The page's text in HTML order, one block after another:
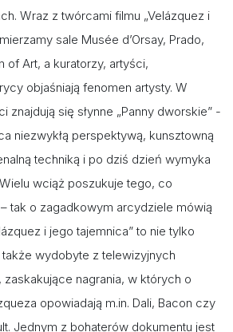
Wraz z twórcami filmu „Velázquez i
sale Musée d’Orsay, Prado,
of Art, a kuratorzy, artyści,
objaśniają fenomen artysty. W
znajdują się słynne „Panny dworskie” -
niezwykłą perspektywą, kunsztowną
techniką i po dziś dzień wymyka
wciąż poszukuje tego, co
tak o zagadkowym arcydziele mówią
i jego tajemnica” to nie tylko
także wydobyte z telewizyjnych
nagrania, w których o
opowiadają m.in. Dali, Bacon czy
Jednym z bohaterów dokumentu jest